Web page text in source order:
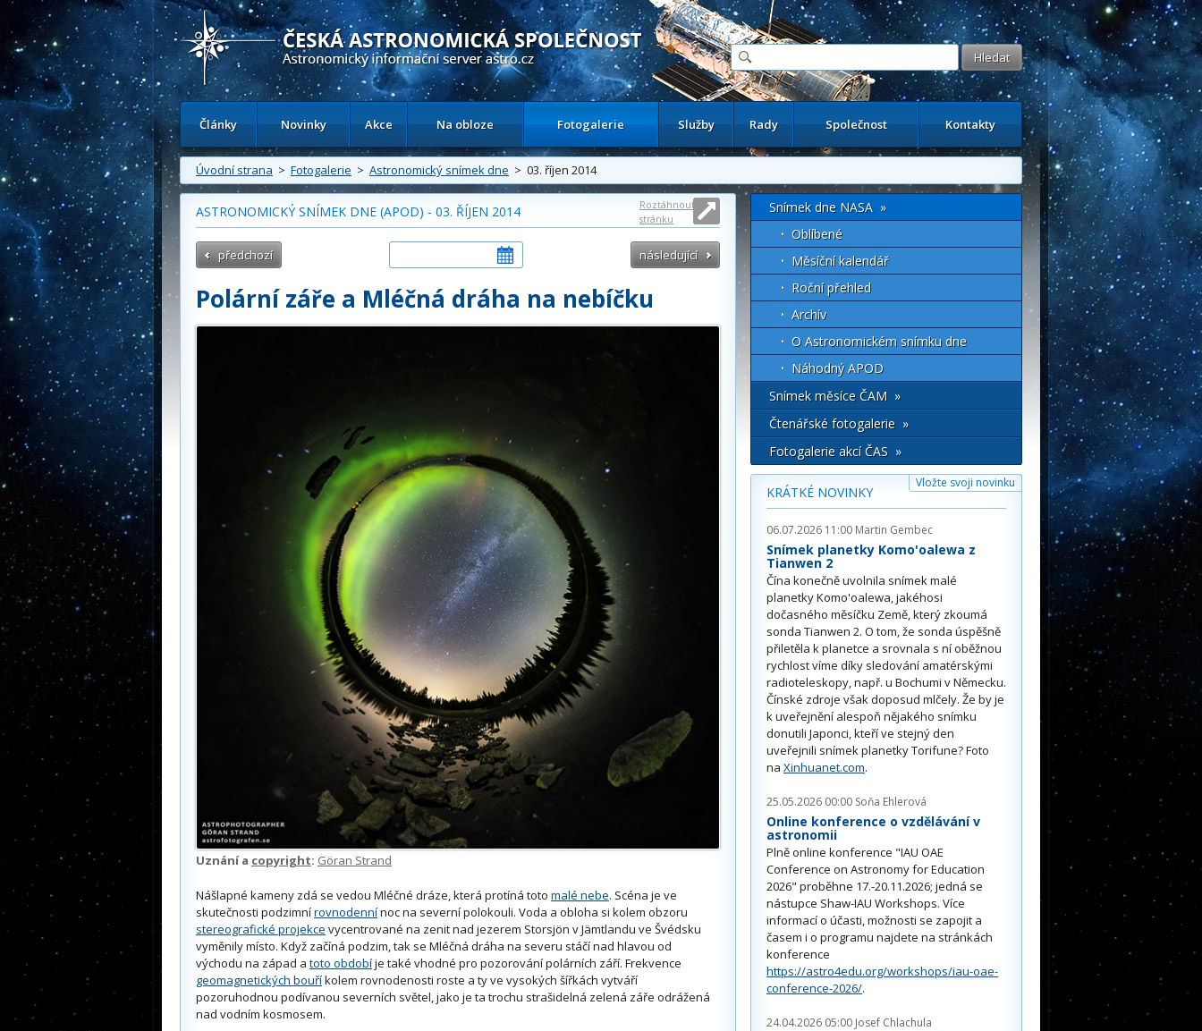
Česká astronomická společnost - Informační astronomický server
Články Novinky Akce Na obloze Fotogalerie Služby Rady Společnost Kontakty
Úvodní strana > Fotogalerie > Astronomický snímek dne > 03. říjen 2014
ASTRONOMICKÝ SNÍMEK DNE (APOD) - 03. ŘÍJEN 2014
Roztáhnout
stránku
předchozí následující
Polární záře a Mléčná dráha na nebíčku
Uznání a copyright: Göran Strand
Nášlapné kameny zdá se vedou Mléčné dráze, která protíná toto malé nebe. Scéna je ve
skutečnosti podzimnírovnodennínoc na severní polokouli. Voda a obloha si kolem obzoru
stereografické projekce vycentrované na zenit nad jezerem Storsjön v Jämtlandu ve Švédsku
vyměnily místo. Když začíná podzim, tak se Mléčná dráha na severu stáčí nad hlavou od
východu na západ a toto obdobíje také vhodné pro pozorování polárních září. Frekvence
geomagnetických bouříkolem rovnodenosti roste a ty ve vysokých šířkách vytváří
pozoruhodnou podívanou severních světel, jako je ta trochu strašidelná zelená záře odrážená
nad vodním kosmosem.
Snímek dne NASA »
Oblíbené
Měsíční kalendář
Roční přehled
Archív
O Astronomickém snímku dne
Náhodný APOD
Snímek měsíce ČAM »
Čtenářské fotogalerie »
Fotogalerie akcí ČAS »
Vložte svoji novinku
KRÁTKÉ NOVINKY
06.07.2026 11:00 Martin Gembec
Snímek planetky Komo'oalewa z
Tianwen 2
Čína konečně uvolnila snímek malé
planetky Komo'oalewa, jakéhosi
dočasného měsíčku Země, který zkoumá
sonda Tianwen 2. O tom, že sonda úspěšně
přiletěla k planetce a srovnala s ní oběžnou
rychlost víme díky sledování amatérskými
radioteleskopy, např. u Bochumi v Německu.
Čínské zdroje však doposud mlčely. Že by je
k uveřejnění alespoň nějakého snímku
donutili Japonci, kteří ve stejný den
uveřejnili snímek planetky Torifune? Foto
na Xinhuanet.com.
25.05.2026 00:00 Soňa Ehlerová
Online konference o vzdělávání v
astronomii
Plně online konference "IAU OAE
Conference on Astronomy for Education
2026" proběhne 17.-20.11.2026; jedná se
nástupce Shaw-IAU Workshops. Více
informací o účasti, možnosti se zapojit a
časem i o programu najdete na stránkách
konference
https://astro4edu.org/workshops/iau-oae-
conference-2026/.
24.04.2026 05:00 Josef Chlachula